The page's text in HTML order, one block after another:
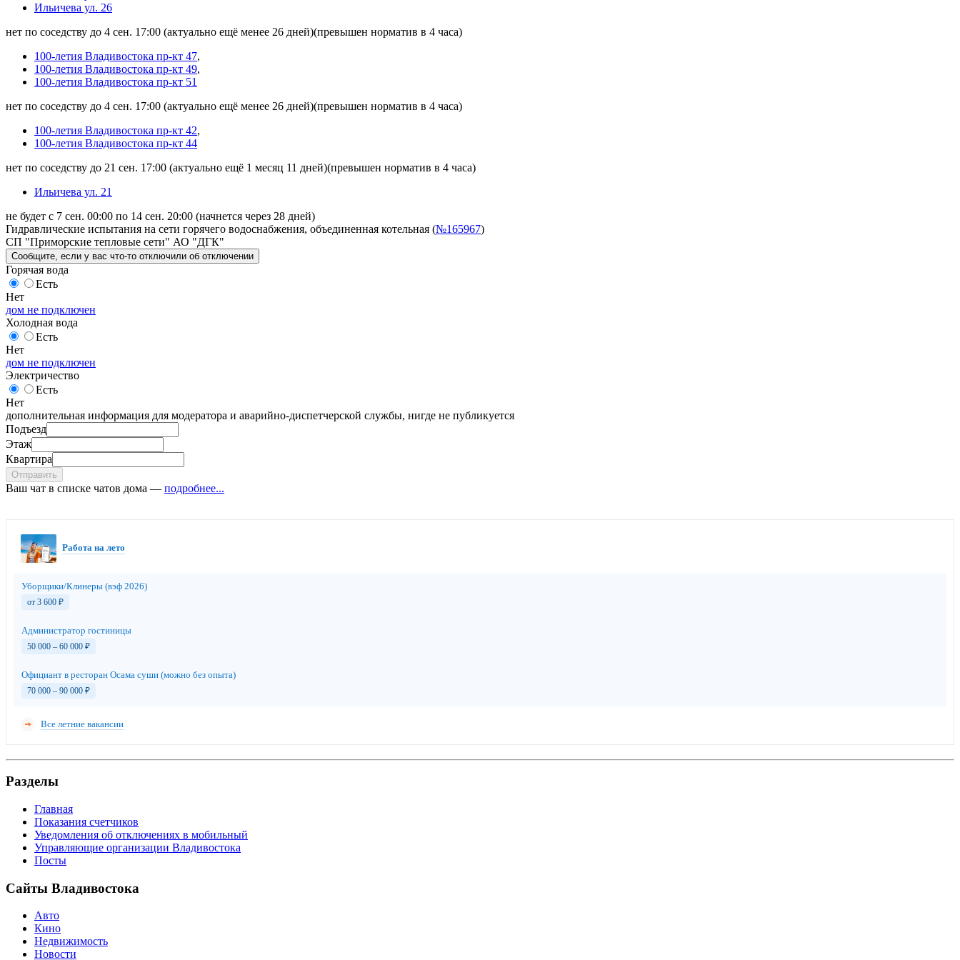
Ильичева ул. 26
нет по соседству до 4 сен. 17:00 (актуально ещё менее 26 дней)(превышен норматив в 4 часа)
100-летия Владивостока пр-кт 47,
100-летия Владивостока пр-кт 49,
100-летия Владивостока пр-кт 51
нет по соседству до 4 сен. 17:00 (актуально ещё менее 26 дней)(превышен норматив в 4 часа)
100-летия Владивостока пр-кт 42,
100-летия Владивостока пр-кт 44
нет по соседству до 21 сен. 17:00 (актуально ещё 1 месяц 11 дней)(превышен норматив в 4 часа)
Ильичева ул. 21
не будет с 7 сен. 00:00 по 14 сен. 20:00 (начнется через 28 дней)
Гидравлические испытания на сети горячего водоснабжения, объединенная котельная (№165967)
СП "Приморские тепловые сети" АО "ДГК"
Сообщите , если у вас что-то отключили об отключении
Горячая вода
Есть
Нет
дом не подключен
Холодная вода
Есть
Нет
дом не подключен
Электричество
Есть
Нет
дополнительная информация для модератора и аварийно-диспетчерской службы, нигде не публикуется
Подъезд
Этаж
Квартира
Отправить
Ваш чат в списке чатов дома — подробнее...
Работа на лето
Уборщики/Клинеры (вэф 2026)
от 3 600 ₽
Администратор гостиницы
50 000 – 60 000 ₽
Официант в ресторан Осама суши (можно без опыта)
70 000 – 90 000 ₽
Все летние вакансии
Разделы
Главная
Показания счетчиков
Уведомления об отключениях в мобильный
Управляющие организации Владивостока
Посты
Сайты Владивостока
Авто
Кино
Недвижимость
Новости